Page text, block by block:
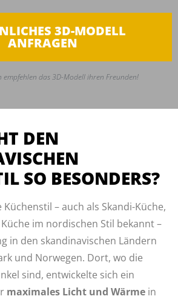
3D-MODELL
ANFRAGEN
empfehlen das 3D-Modell ihren Freunden!
DEN
SO BESONDERS?
– auch als Skandi-Küche,
im nordischen Stil bekannt –
in den skandinavischen Ländern
und Norwegen. Dort, wo die
sind, entwickelte sich ein
maximales Licht und Wärme in